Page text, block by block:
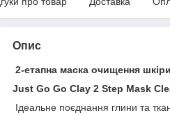
Опис
2-етапна маска очищення шкіри
Just Go Go Clay 2 Step Mask
Ідеальне поєднання глини та